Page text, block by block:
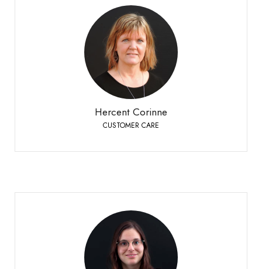
Hercent Corinne
CUSTOMER CARE
Hercent Corinne
CUSTOMER CARE
Bioley-Orjulaz
Telefon:
+41 21 977 20 00
Montani Laura
CUSTOMER CARE
Siders